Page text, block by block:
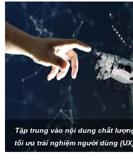
Tập trung vào nội dung chất
tối ưu trải nghiệm người dùng